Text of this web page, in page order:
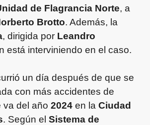
de Flagrancia Norte, a
Brotto. Además, la
, dirigida por Leandro
está interviniendo en el caso.
un día después de que se
con más accidentes de
va del año 2024 en la Ciudad
. Según el Sistema de